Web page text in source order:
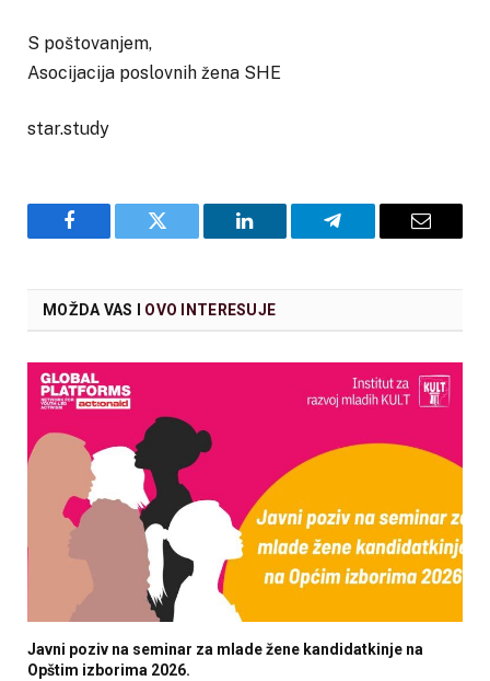
S poštovanjem,
Asocijacija poslovnih žena SHE
star.study
Facebook Twitter LinkedIn Telegram Email
MOŽDA VAS I OVO INTERESUJE
Javni poziv na seminar za mlade žene kandidatkinje na
Opštim izborima 2026.